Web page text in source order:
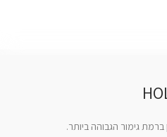
ברמת גימור הגבוהה ביותר.